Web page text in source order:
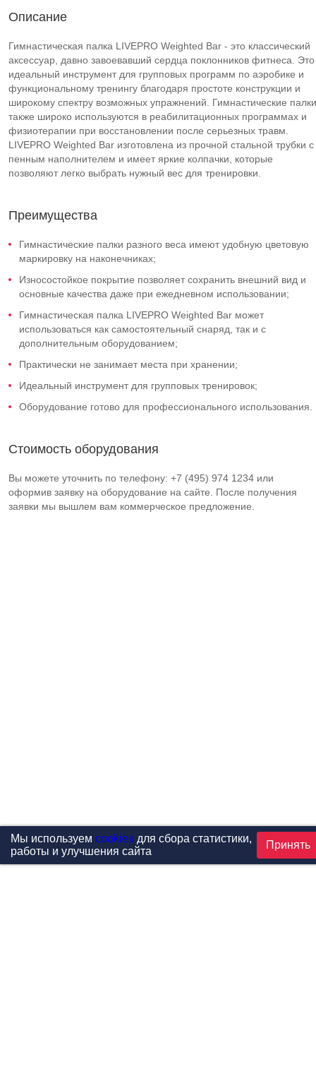
Описание
Гимнастическая палка LIVEPRO Weighted Bar - это классический
аксессуар, давно завоевавший сердца поклонников фитнеса. Это
идеальный инструмент для групповых программ по аэробике и
функциональному тренингу благодаря простоте конструкции и
широкому спектру возможных упражнений. Гимнастические палки
также широко используются в реабилитационных программах и
физиотерапии при восстановлении после серьезных травм.
LIVEPRO Weighted Bar изготовлена из прочной стальной трубки с
пенным наполнителем и имеет яркие колпачки, которые
позволяют легко выбрать нужный вес для тренировки.
Преимущества
Гимнастические палки разного веса имеют удобную цветовую
маркировку на наконечниках;
Износостойкое покрытие позволяет сохранить внешний вид и
основные качества даже при ежедневном использовании;
Гимнастическая палка LIVEPRO Weighted Bar может
использоваться как самостоятельный снаряд, так и с
дополнительным оборудованием;
Практически не занимает места при хранении;
Идеальный инструмент для групповых тренировок;
Оборудование готово для профессионального использования.
Стоимость оборудования
Вы можете уточнить по телефону: +7 (495) 974 1234 или
оформив заявку на оборудование на сайте. После получения
заявки мы вышлем вам коммерческое предложение.
Мы используем cookiesдля сбора статистики,
работы и улучшения сайта
Принять